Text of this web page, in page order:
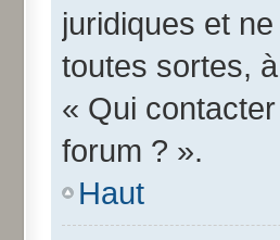
juridiques et
toutes sortes,
« Qui
forum ? ».
Haut